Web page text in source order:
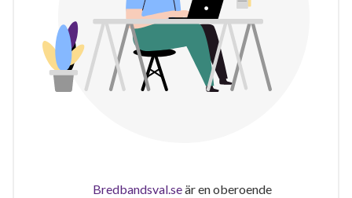
Bredbandsval.seär en oberoende